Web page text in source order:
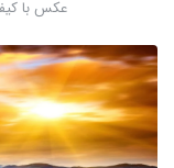
عکس با